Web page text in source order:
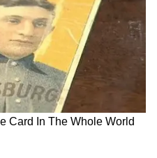
घर पहुंचे
जमकर हो रही
मोरबी के कुएं का